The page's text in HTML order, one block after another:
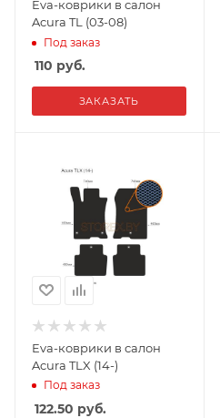
Eva-коврики в салон
Acura TL (03-08)
Под заказ
110 руб.
ЗАКАЗАТЬ
Eva-коврики в салон
Acura TLX (14-)
Под заказ
122.50 руб.